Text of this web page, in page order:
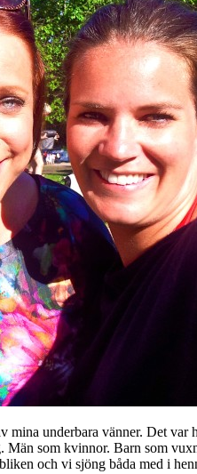
underbara vänner. Det
som kvinnor. Barn som
och vi sjöng båda med i